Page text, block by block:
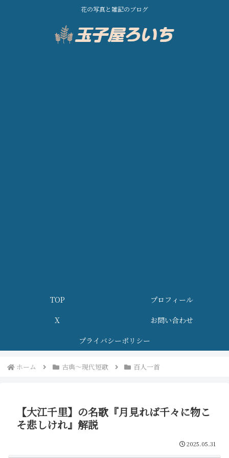
花の写真と雑記のブログ
TOP
プロフィール
X
お問い合わせ
プライバシーポリシー
ホーム 古典～現代短歌 百人一首
【大江千里】の名歌『月見れば千々に物こ
そ悲しけれ』解説
2025.05.31